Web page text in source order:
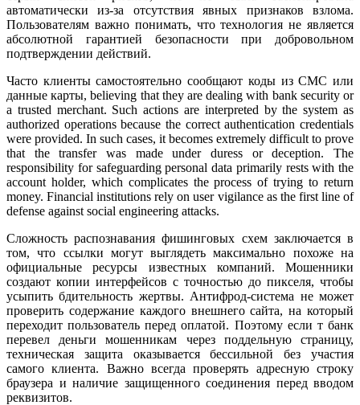
автоматически из-за отсутствия явных признаков взлома.
Пользователям важно понимать, что технология не является
абсолютной гарантией безопасности при добровольном
подтверждении действий.
Часто клиенты самостоятельно сообщают коды из СМС или
данные карты, believing that they are dealing with bank security or
a trusted merchant. Such actions are interpreted by the system as
authorized operations because the correct authentication credentials
were provided. In such cases, it becomes extremely difficult to prove
that the transfer was made under duress or deception. The
responsibility for safeguarding personal data primarily rests with the
account holder, which complicates the process of trying to return
money. Financial institutions rely on user vigilance as the first line of
defense against social engineering attacks.
Сложность распознавания фишинговых схем заключается в
том, что ссылки могут выглядеть максимально похоже на
официальные ресурсы известных компаний. Мошенники
создают копии интерфейсов с точностью до пикселя, чтобы
усыпить бдительность жертвы. Антифрод-система не может
проверить содержание каждого внешнего сайта, на который
переходит пользователь перед оплатой. Поэтому если т банк
перевел деньги мошенникам через поддельную страницу,
техническая защита оказывается бессильной без участия
самого клиента. Важно всегда проверять адресную строку
браузера и наличие защищенного соединения перед вводом
реквизитов.